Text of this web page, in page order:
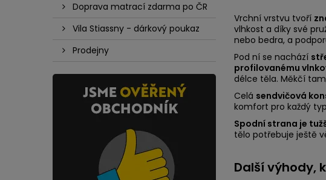
Doprava matrací zdarma po ČR
Vila Stiassny - dárkový poukaz
Prodejny
Vrchní vrstvu tvoří
vlhkost a díky své
nebo bedra, a
Pod ní se nachází
profilovanému
délce těla. Měkčí
Celá sendvičová
komfort pro každý
Spodní strana je
tělo potřebuje ještě
Další výhody,